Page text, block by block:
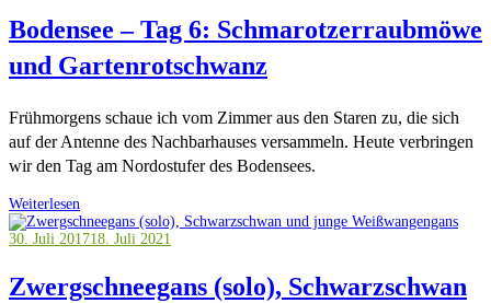
Bodensee – Tag 6: Schmarotzerraubmöwe
und Gartenrotschwanz
Frühmorgens schaue ich vom Zimmer aus den Staren zu, die sich
auf der Antenne des Nachbarhauses versammeln. Heute verbringen
wir den Tag am Nordostufer des Bodensees.
Weiterlesen
30. Juli 201718. Juli 2021
Zwergschneegans (solo), Schwarzschwan